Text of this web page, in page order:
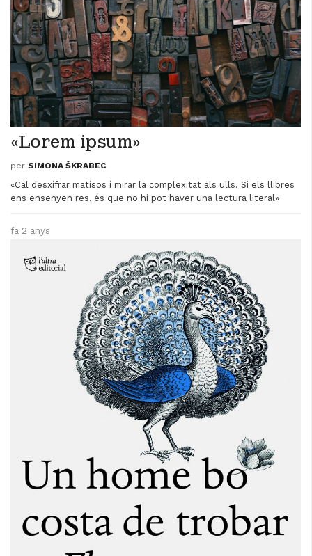
«Lorem ipsum»
per SIMONA ŠKRABEC
«Cal desxifrar matisos i mirar la complexitat als ulls. Si els llibres
ens ensenyen res, és que no hi pot haver una lectura literal»
fa 2 anys